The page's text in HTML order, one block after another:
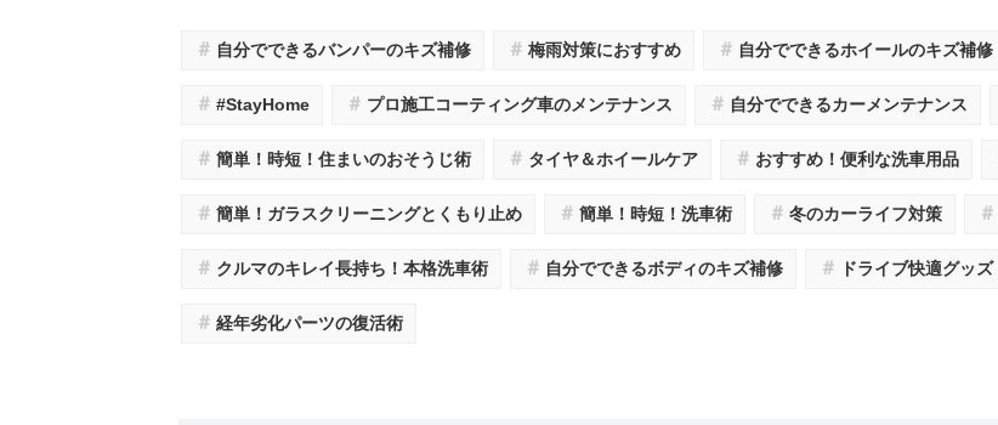
＃ 自分でできるバンパーのキズ補修 ＃ 梅雨対策におすすめ ＃ 自分でできるホイールのキズ補修
＃ #StayHome ＃ プロ施工コーティング車のメンテナンス ＃ 自分でできるカーメンテナンス
＃ 簡単！時短！住まいのおそうじ術 ＃ タイヤ＆ホイールケア ＃ おすすめ！便利な洗車用品
＃ 簡単！ガラスクリーニングとくもり止め ＃ 簡単！時短！洗車術 ＃ 冬のカーライフ対策 ＃
＃ クルマのキレイ長持ち！本格洗車術 ＃ 自分でできるボディのキズ補修 ＃ ドライブ快適グッズ
＃ 経年劣化パーツの復活術